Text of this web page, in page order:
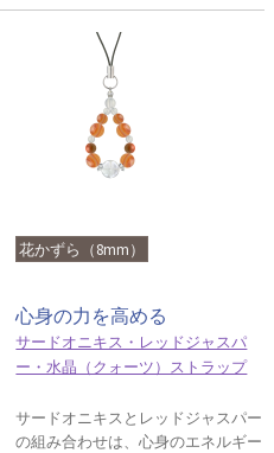
花かずら（8mm）
心身の力を高める
サードオニキス・レッドジャスパ
ー・水晶（クォーツ）ストラップ
サードオニキスとレッドジャスパー
の組み合わせは、心身のエネルギー